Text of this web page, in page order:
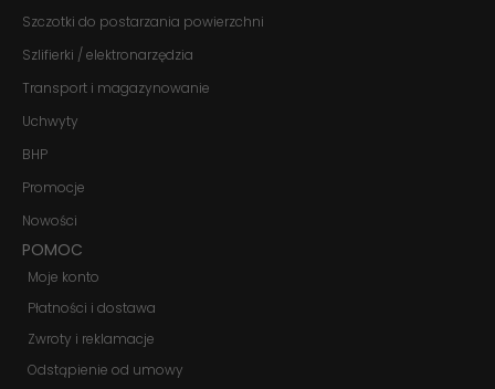
Szczotki do postarzania powierzchni
Szlifierki / elektronarzędzia
Transport i magazynowanie
Uchwyty
BHP
Promocje
Nowości
POMOC
Moje konto
Płatności i dostawa
Zwroty i reklamacje
Odstąpienie od umowy